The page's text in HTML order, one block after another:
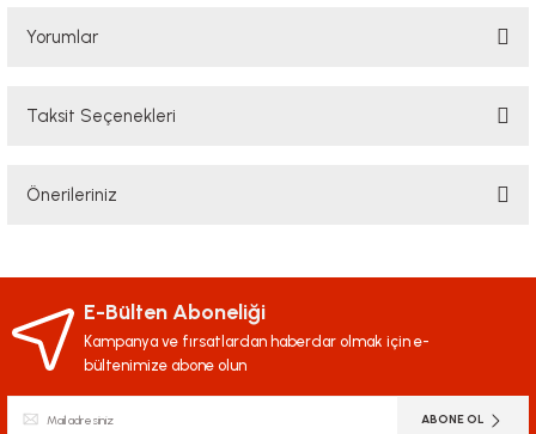
Yorumlar
Taksit Seçenekleri
Önerileriniz
iletebilirsiniz.
Görüş ve önerileriniz için teşekkür ederiz.
Ürün açıklamasında eksik bilgiler bulunuyor.
E-Bülten Aboneliği
Kampanya ve fırsatlardan haberdar olmak için e-
bültenimize abone olun
ABONE OL